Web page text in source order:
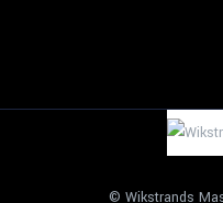
© Wikstrands